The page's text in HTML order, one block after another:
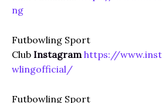
ng
Futbowling Sport
Club Instagram https://
wlingofficial/
Futbowling Sport